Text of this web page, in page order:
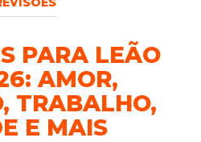
PARA LEÃO
AMOR,
TRABALHO,
E MAIS